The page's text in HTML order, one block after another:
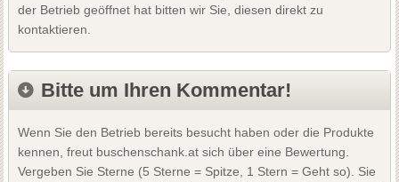
der Betrieb geöffnet hat bitten wir Sie, diesen direkt zu
kontaktieren.
Bitte um Ihren Kommentar!
Wenn Sie den Betrieb bereits besucht haben oder die Produkte
kennen, freut buschenschank.at sich über eine Bewertung.
Vergeben Sie Sterne (5 Sterne = Spitze, 1 Stern = Geht so). Sie